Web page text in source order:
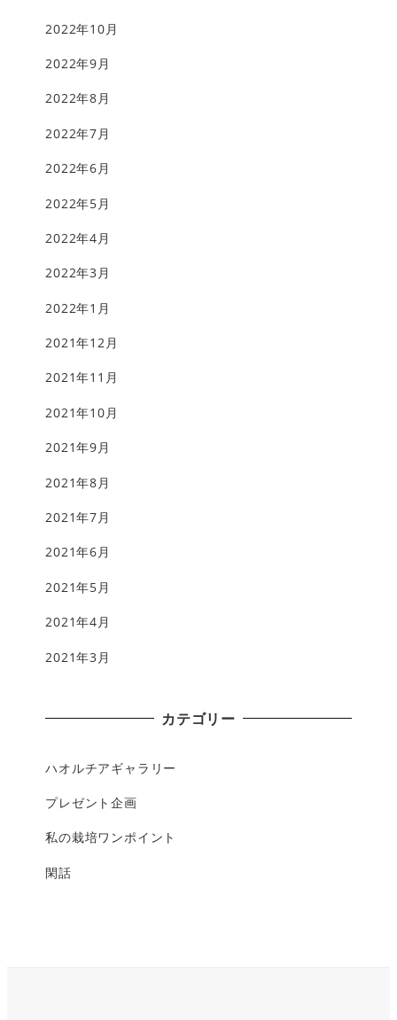
2022年10月
2022年9月
2022年8月
2022年7月
2022年6月
2022年5月
2022年4月
2022年3月
2022年1月
2021年12月
2021年11月
2021年10月
2021年9月
2021年8月
2021年7月
2021年6月
2021年5月
2021年4月
2021年3月
カテゴリー
ハオルチアギャラリー
プレゼント企画
私の栽培ワンポイント
閑話